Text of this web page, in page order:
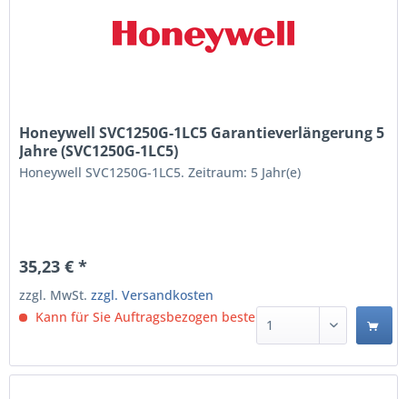
Honeywell SVC1250G-1LC5 Garantieverlängerung 5
Jahre (SVC1250G-1LC5)
Honeywell SVC1250G-1LC5. Zeitraum: 5 Jahr(e)
35,23 € *
zzgl. MwSt.zzgl. Versandkosten
Kann für Sie Auftragsbezogen bestellt werden.